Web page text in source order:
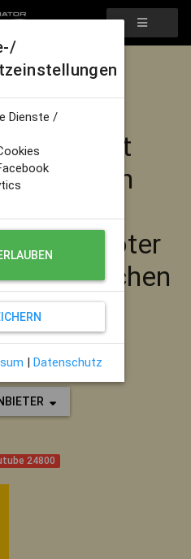
- Mit
Frank
Roboter
James Marsden
24800
Dienste /
| Datenschutz